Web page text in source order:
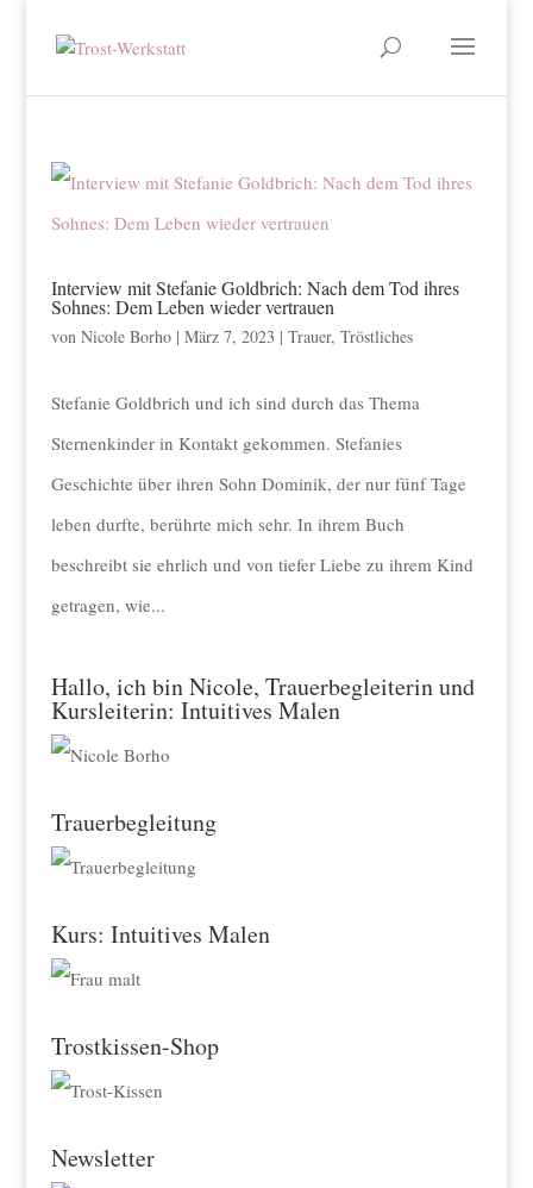
Interview mit Stefanie Goldbrich: Nach dem Tod ihres
Sohnes: Dem Leben wieder vertrauen
von Nicole Borho| März 7, 2023 | Trauer, Tröstliches
Stefanie Goldbrich und ich sind durch das Thema
Sternenkinder in Kontakt gekommen. Stefanies
Geschichte über ihren Sohn Dominik, der nur fünf Tage
leben durfte, berührte mich sehr. In ihrem Buch
beschreibt sie ehrlich und von tiefer Liebe zu ihrem Kind
getragen, wie...
Hallo, ich bin Nicole, Trauerbegleiterin und
Kursleiterin: Intuitives Malen
Trauerbegleitung
Kurs: Intuitives Malen
Trostkissen-Shop
Newsletter